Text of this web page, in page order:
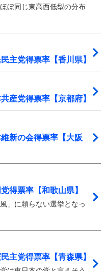
ぼ同じ東高西低型の分布
主党得票率【香川県】
産党得票率【京都府】
新の会得票率【大阪
得票率【和歌山県】
」に頼らない選挙となっ
主党得票率【青森県】